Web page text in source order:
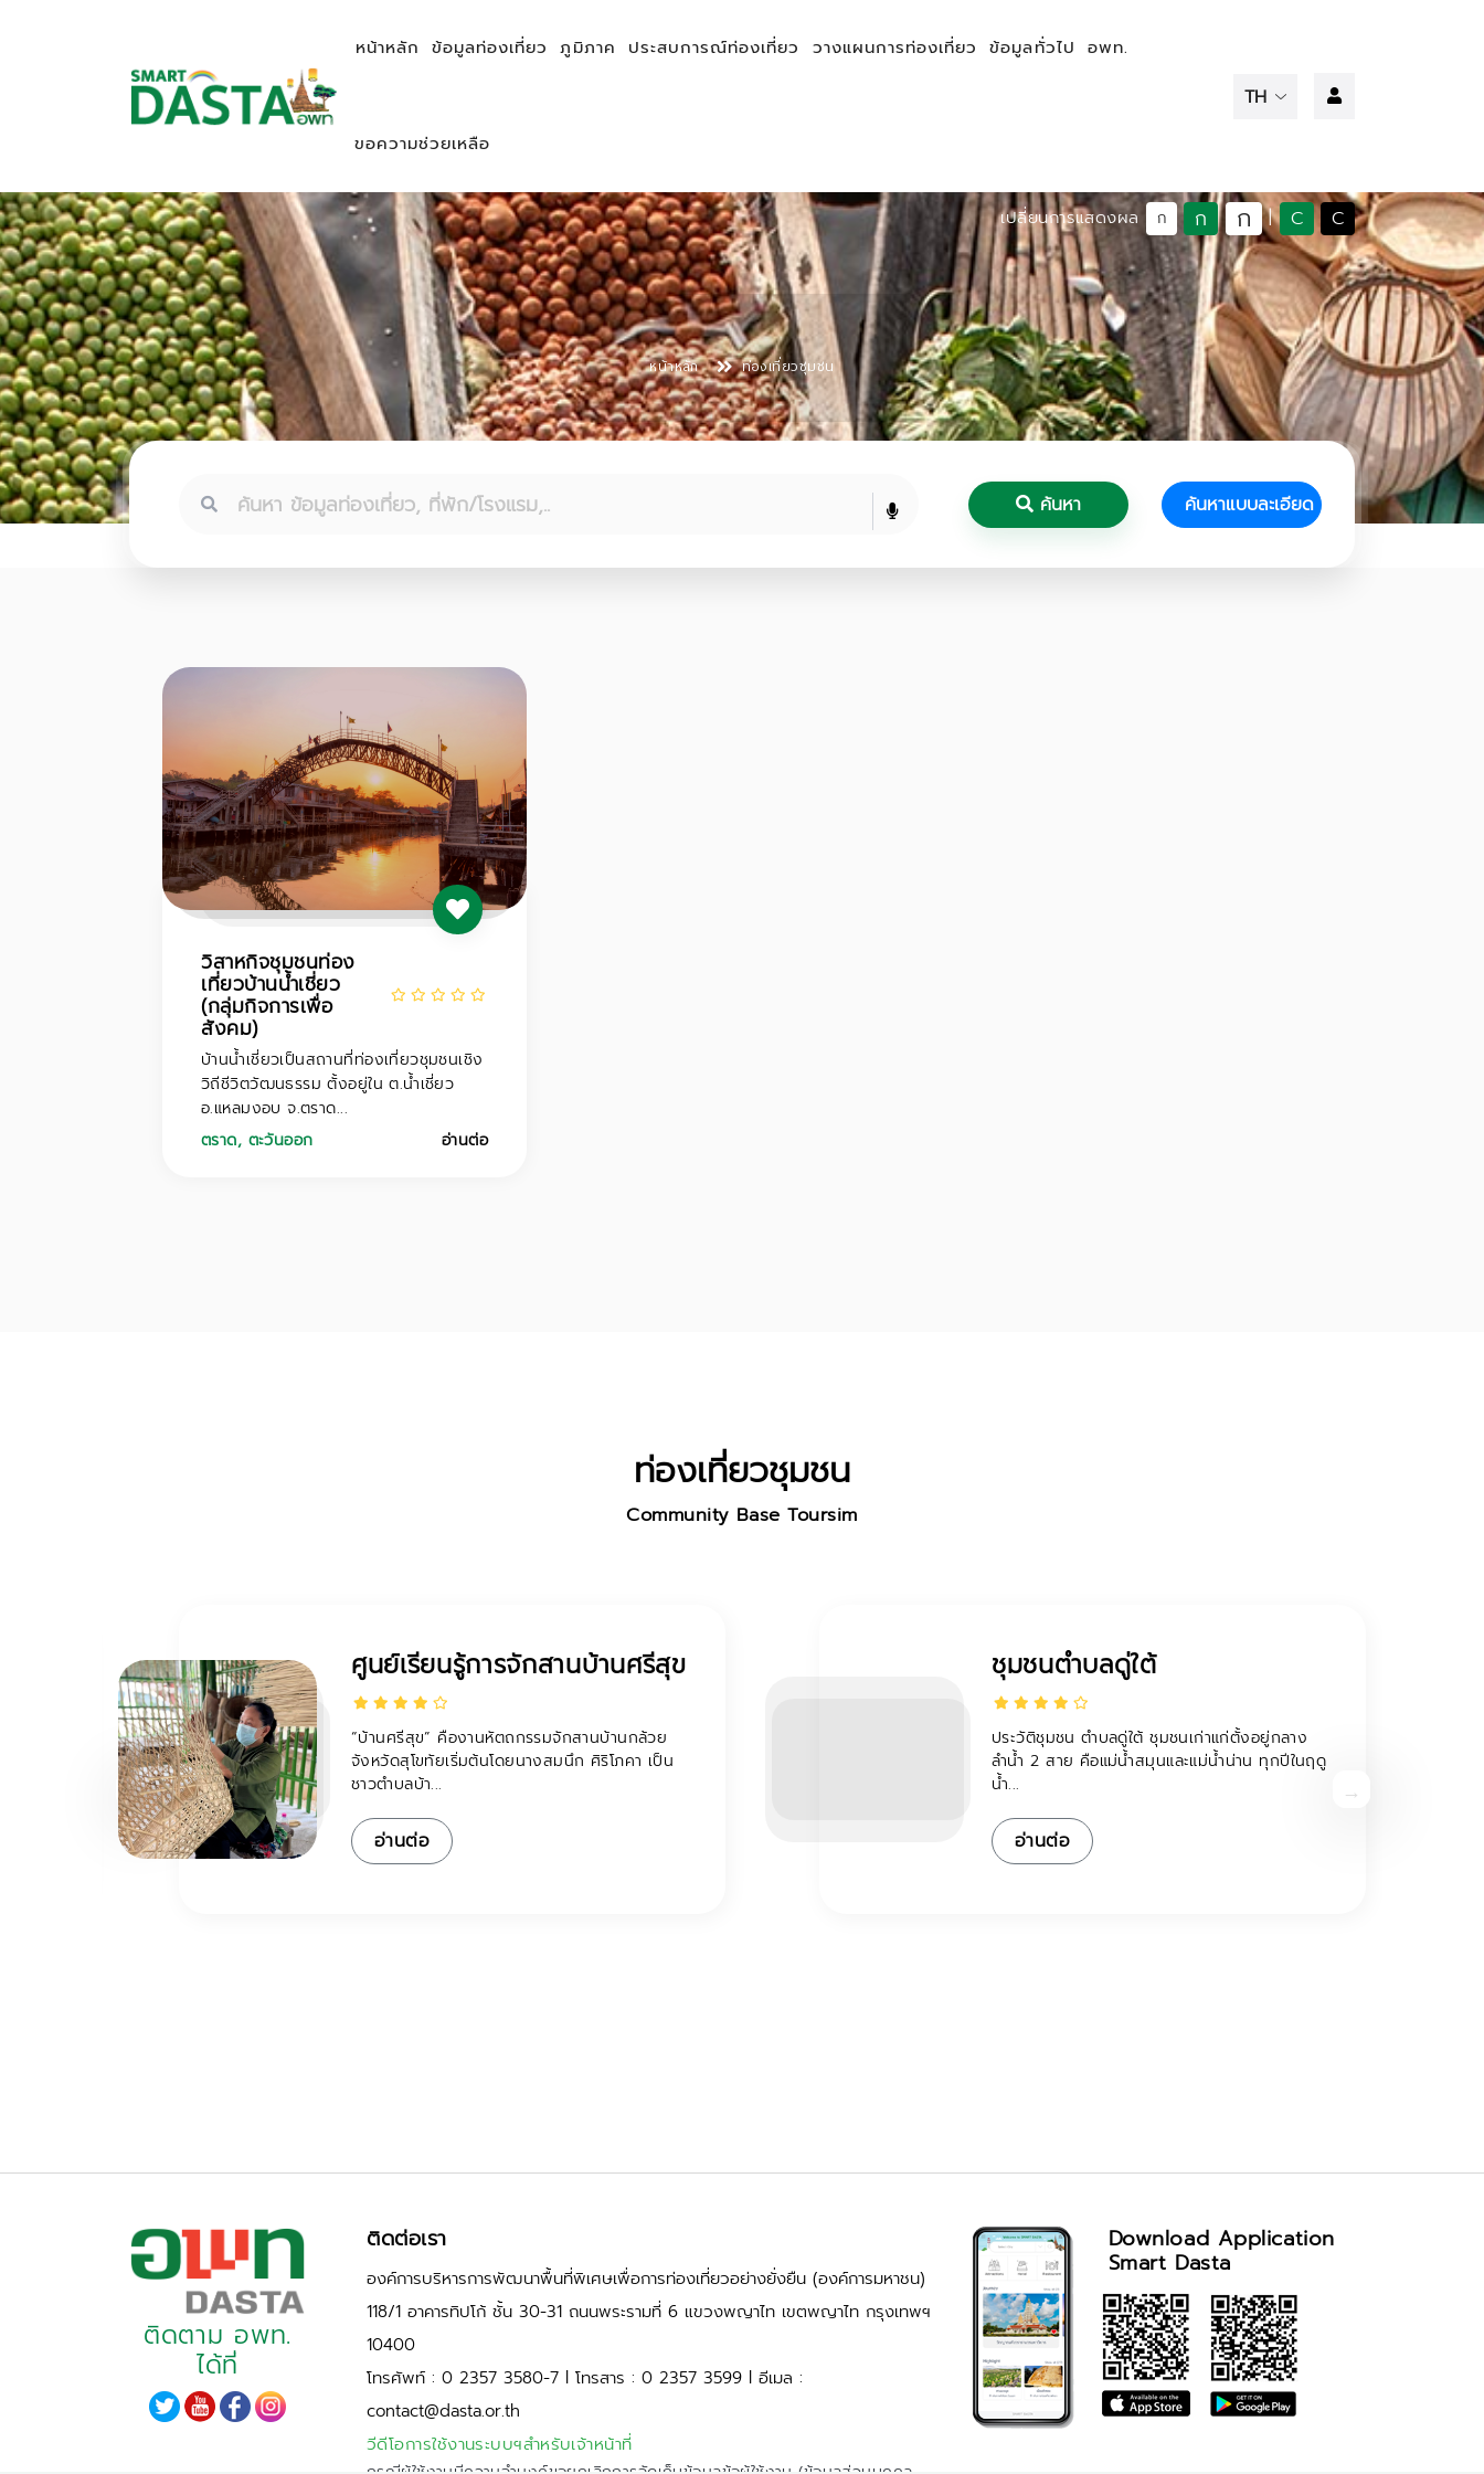
หน้าหลัก ข้อมูลท่องเที่ยว ภูมิภาค ประสบการณ์ท่องเที่ยว วางแผนการท่องเที่ยว ข้อมูลทั่วไป อพท.
ขอความช่วยเหลือ
เปลี่ยนการแสดงผล ก ก ก | C C
หน้าหลัก ท่องเที่ยวชุมชน
ค้นหา ค้นหาแบบละเอียด
วิสาหกิจชุมชนท่อง
เที่ยวบ้านน้ำเชี่ยว
(กลุ่มกิจการเพื่อ
สังคม)
บ้านน้ำเชี่ยวเป็นสถานที่ท่องเที่ยวชุมชนเชิง
วิถีชีวิตวัฒนธรรม ตั้งอยู่ใน ต.น้ำเชี่ยว
อ.แหลมงอบ จ.ตราด...
ตราด, ตะวันออก อ่านต่อ
ท่องเที่ยวชุมชน
Community Base Toursim
ศูนย์เรียนรู้การจักสานบ้านศรีสุข
“บ้านศรีสุข” คืองานหัตถกรรมจักสานบ้านกล้วย
จังหวัดสุโขทัยเริ่มต้นโดยนางสมนึก ศิริโภคา เป็น
ชาวตำบลบ้า...
อ่านต่อ
ชุมชนตำบลดู่ใต้
ประวัติชุมชน ตำบลดู่ใต้ ชุมชนเก่าแก่ตั้งอยู่กลาง
ลำน้ำ 2 สาย คือแม่น้ำสมุนและแม่น้ำน่าน ทุกปีในฤดู
น้ำ...
อ่านต่อ
ติดตาม อพท.
ได้ที่
ติดต่อเรา
องค์การบริหารการพัฒนาพื้นที่พิเศษเพื่อการท่องเที่ยวอย่างยั่งยืน (องค์การมหาชน)
118/1 อาคารทิปโก้ ชั้น 30-31 ถนนพระรามที่ 6 แขวงพญาไท เขตพญาไท กรุงเทพฯ
10400
โทรศัพท์ : 0 2357 3580-7 l โทรสาร : 0 2357 3599 l อีเมล :
contact@dasta.or.th
วีดีโอการใช้งานระบบฯสำหรับเจ้าหน้าที่
Download Application
Smart Dasta